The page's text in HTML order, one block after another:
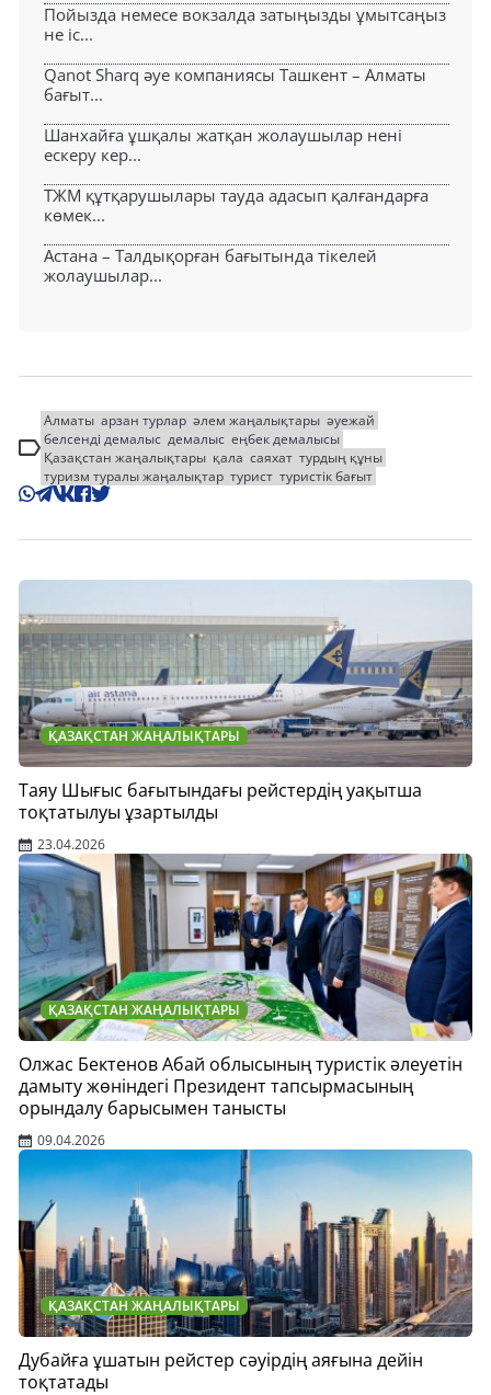
Пойызда немесе вокзалда затыңызды ұмытсаңыз
не іс...
Qanot Sharq әуе компаниясы Ташкент – Алматы
бағыт...
Шанхайға ұшқалы жатқан жолаушылар нені
ескеру кер...
ТЖМ құтқарушылары тауда адасып қалғандарға
көмек...
Астана – Талдықорған бағытында тікелей
жолаушылар...
Алматы арзан турлар әлем жаңалықтары әуежай
белсенді демалыс демалыс еңбек демалысы
Қазақстан жаңалықтары қала саяхат турдың құны
туризм туралы жаңалықтар турист туристік бағыт
ҚАЗАҚСТАН ЖАҢАЛЫҚТАРЫ
Таяу Шығыс бағытындағы рейстердің уақытша
тоқтатылуы ұзартылды
23.04.2026
ҚАЗАҚСТАН ЖАҢАЛЫҚТАРЫ
Олжас Бектенов Абай облысының туристік әлеуетін
дамыту жөніндегі Президент тапсырмасының
орындалу барысымен танысты
09.04.2026
ҚАЗАҚСТАН ЖАҢАЛЫҚТАРЫ
Дубайға ұшатын рейстер сәуірдің аяғына дейін
тоқтатады